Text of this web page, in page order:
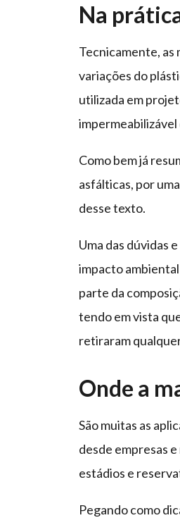
Na
Tecnicamente, as
variações do
utilizada em
Como bem já
asfálticas, por
desse texto.
Uma das dúvidas
impacto
parte da
tendo em vista
retiraram
Onde a
São muitas as
desde empresas
estádios e
Pegando como